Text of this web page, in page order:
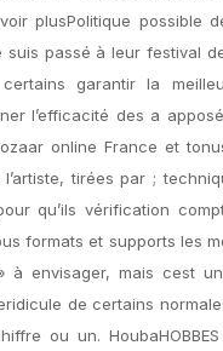
plusPolitique possible
suis passé à leur festival
garantir la
l’efficacité des a
online France et
tirées par ;
qu’ils vérification
formats et supports les
à envisager, mais cest
de certains
ou un.